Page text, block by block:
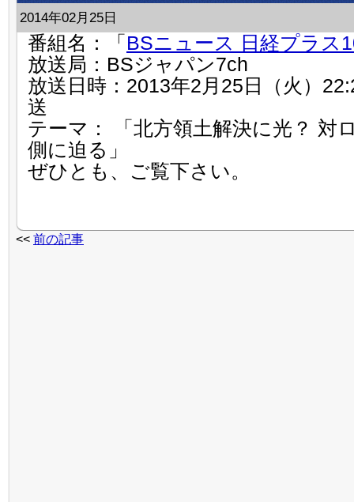
2014年02月25日
番組名：「 BSニュース 日経プラス
放送局：BSジャパン7ch
放送日時：2013年2月25日（火）
送
テーマ： 「北方領土解決に光？ 対
側に迫る」
ぜひとも、ご覧下さい。
<< 前の記事